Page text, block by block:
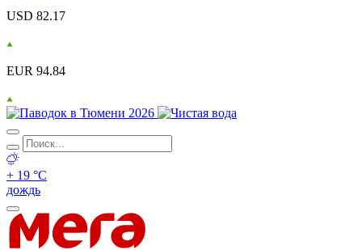
USD 82.17
EUR 94.84
+ 19 °С
дождь